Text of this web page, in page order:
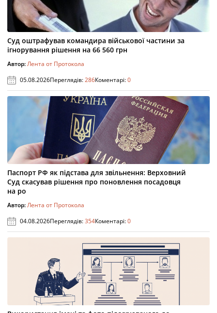
Суд оштрафував командира військової частини за
ігнорування рішення на 66 560 грн
Автор:Лента от Протокола
05.08.2026Переглядів:286Коментарі:0
Паспорт РФ як підстава для звільнення: Верховний
Суд скасував рішення про поновлення посадовця
на ро
Автор:Лента от Протокола
04.08.2026Переглядів:354Коментарі:0